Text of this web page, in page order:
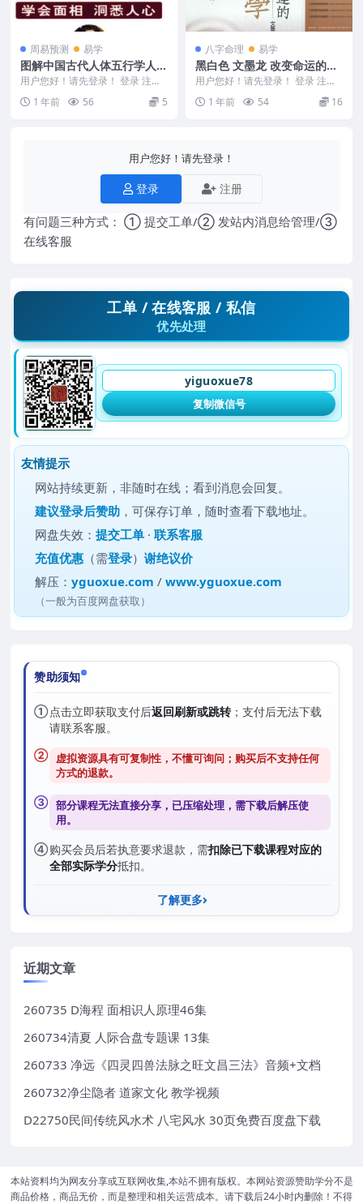
周易预测 易学
图解中国古代人体五行学人伦
大统赋学会面相….pdf530p
用户您好！请先登录！ 登录 注册
图解中国古代人体五行学人伦大统
赋学会面相...
1 年前 56 5
八字命理 易学
黑白色 文墨龙 改变命运的八
字学 434P PDF【
用户您好！请先登录！ 登录 注册
黑白色 文墨龙 改变命运的八字学
434P P...
1 年前 54 16
用户您好！请先登录！
登录 注册
有问题三种方式： ① 提交工单/② 发站内消息给管理/③
在线客服
工单 / 在线客服 / 私信
优先处理
yiguoxue78
复制微信号
友情提示
网站持续更新，非随时在线；看到消息会回复。
建议登录后赞助 ，可保存订单，随时查看下载地址。
网盘失效：提交工单 ·联系客服
充值优惠 （需登录）谢绝议价
解压：yguoxue.com /www.yguoxue.com
（一般为百度网盘获取）
赞助须知
① 点击立即获取支付后返回刷新或跳转；支付后无法下载
请联系客服。
② 虚拟资源具有可复制性，不懂可询问；购买后不支持任何
方式的退款。
③ 部分课程无法直接分享，已压缩处理，需下载后解压使
用。
④购买会员后若执意要求退款，需扣除已下载课程对应的
全部实际学分抵扣。
了解更多
近期文章
260735 D海程 面相识人原理46集
260734清夏 人际合盘专题课 13集
260733 净远《四灵四兽法脉之旺文昌三法》音频+文档
260732净尘隐者 道家文化 教学视频
D22750民间传统风水术 八宅风水 30页免费百度盘下载
本站资料均为网友分享或互联网收集,本站不拥有版权。本网站资源赞助学分不是
商品价格，商品无价，而是整理和相关运营成本。请下载后24小时内删除！不得